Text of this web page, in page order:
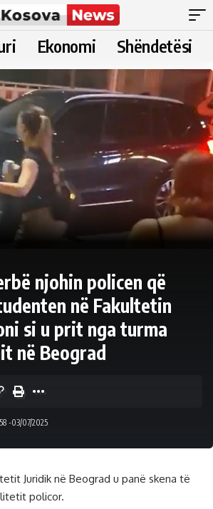
Ekonomi Shëndetësi
njohin policen që
në Fakultetin
si u prit nga turma
në Beograd
-03/07/2025
Juridik në Beograd u panë skena të
policor.